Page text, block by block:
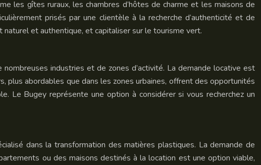
les gîtes ruraux, les chambres d’hôtes de charme et les maisons de
prisés par une clientèle à la recherche d’authenticité et de
et authentique, et capitaliser sur le tourisme vert.
industries et de zones d’activité. La demande locative est
abordables que dans les zones urbaines, offrent des opportunités
Le Bugey représente une option à considérer si vous recherchez un
dans la transformation des matières plastiques. La demande de
ou des maisons destinés à la location est une option viable,